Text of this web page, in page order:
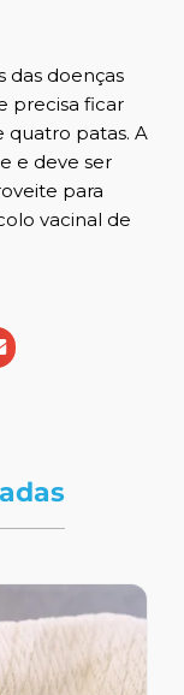
das doenças
precisa ficar
quatro patas. A
e deve ser
para
vacinal de